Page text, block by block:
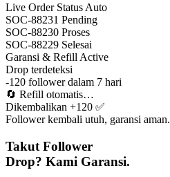
Live Order Status Auto
SOC-88231 Pending
SOC-88230 Proses
SOC-88229 Selesai
Garansi & Refill Active
Drop terdeteksi
-120 follower dalam 7 hari
🔄 Refill otomatis…
Dikembalikan +120 ✅
Follower kembali utuh, garansi aman.
Takut Follower
Drop? Kami Garansi.